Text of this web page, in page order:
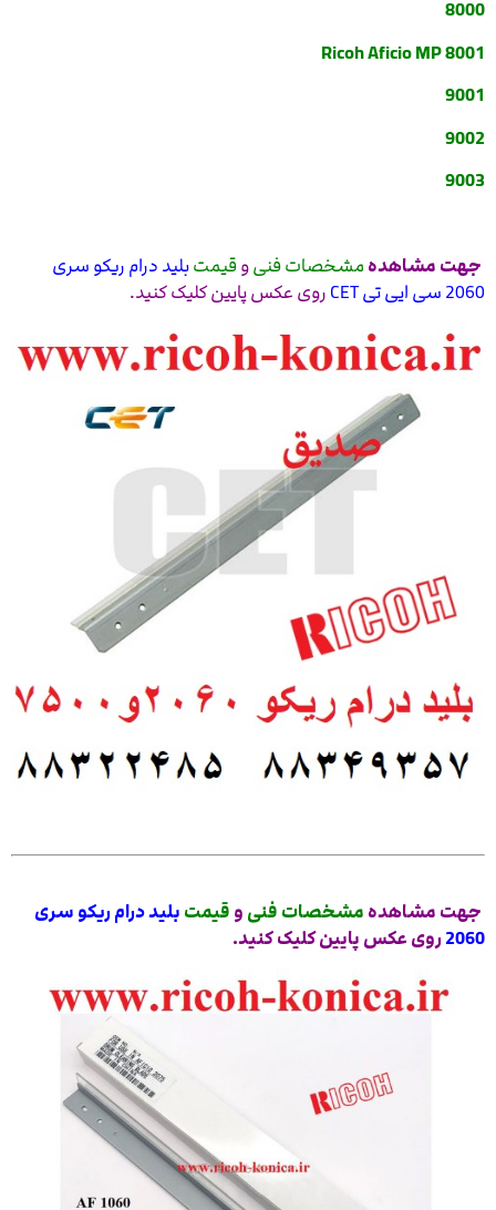
8000
Ricoh Aficio MP 8001
9001
9002
9003
جهت مشاهده مشخصات فنیوقیمتبلید درام ریکو سری
2060 سی ایی تی CET
روی عکس پایین کلیک کنید.
جهت مشاهده مشخصات فنی و قیمت بلید درام ریکو سری
2060 روی عکس پایین کلیک کنید.